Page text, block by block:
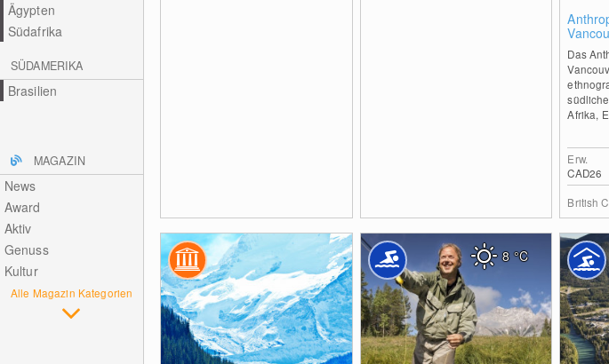
Ägypten
Südafrika
SÜDAMERIKA
Brasilien
MAGAZIN
News
Award
Aktiv
Genuss
Kultur
Alle Magazin Kategorien
Das
Afrika,
Erw.
CAD26
British
8°C